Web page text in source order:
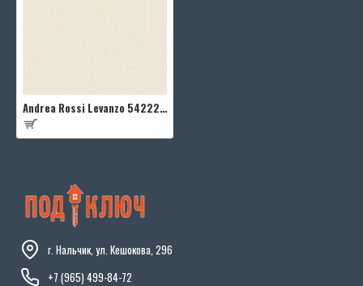
Andrea Rossi Levanzo 54222-1
г. Нальчик, ул. Кешокова, 296
+7 (965) 499-84-72